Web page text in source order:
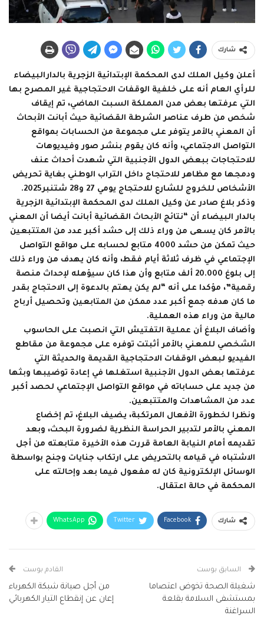
شارك
أعلن وكيل الملك لدى المحكمة الإبتدائية الزجرية بالدارالبيضاء
للرأي العام أنه على خلفية الوقفات الاحتجاجية غير المصرح بها
التي عرفتها بعض مدن المملكة السبت الماضي، تم إيقاف
شخص من طرف عناصر الشرطة القضائية حيث أبانت الأبحاث
أن المعني بالأمر يتوفر على مجموعة من الحسابات بمواقع
التواصل الاجتماعي، وأنه كان يقوم بنشر صور وفيديوهات
للاحتجاجات ببعض الدول الأجنبية التي شهدت أحداث عنف
ودمجها مع مظاهر للاحتجاج داخل التراب الوطني بغاية تحريض
الأشخاص للخروج للشارع للاحتجاج يومي 27 و28 شتنبر2025.
وذكر بلاغ صادر عن وكيل الملك لدى المحكمة الإبتدائية الزجرية
بالدار البيضاء أن “نتائج الأبحاث القضائية أبانت أيضا أن المعني
بالأمر كان يسعى من وراء ذلك إلى حشد أكبر عدد من المتتبعين
حيث تمكن من حشد 4000 متابع لحسابه على مواقع التواصل
الإجتماعي في ظرف ثلاثة أيام فقط، وأنه كان يهدف من وراء ذلك
إلى بلوغ 20.000 ألف متابع وأن هذا كان سيؤهله لإحداث منصة
رقمية”، مؤكدا على أنه “لم يكن يهتم بالدعوة إلى الاحتجاج بقدر
ما كان هدفه جمع أكبر عدد ممكن من المتابعين وتحصيل أرباح
مالية من وراء هذه العملية.
وأضاف البلاغ أن عملية التفتيش التي انصبت على الحاسوب
الشخصي للمعني بالأمر أثبتت توفره على مجموعة من مقاطع
الفيديو لبعض الوقفات الاحتجاجية القديمة والحديثة التي
عرفتها بعض الدول الأجنبية استغلها في إعادة توضيبها وبثها
من جديد على حساباته في مواقع التواصل الإجتماعي لحصد أكبر
عدد من المشاهدات والمتتبعين.
ونظرا لخطورة الأفعال المرتكبة، يضيف البلاغ، تم إخضاع
المعني بالأمر لتدبير الحراسة النظرية لضرورة البحث، وبعد
تقديمه أمام النيابة العامة قررت هذه الأخيرة متابعته من أجل
الاشتباه في قيامه بالتحريض على ارتكاب جنايات وجنح بواسطة
الوسائل الإلكترونية كان له مفعول فيما بعد وإحالته على
المحكمة في حالة اعتقال.
شارك Facebook
Twitter
WhatsApp
السابق بوست
شغيلة الصحة تخوض اعتصاما
بمستشفى السلامة بقلعة
السراغنة
القادم بوست
من أجل صيانة شبكة الكهرباء
إعان عن إنقطاع التيار الكهربائي